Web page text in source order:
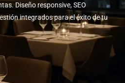
Diseño responsive, SEO
integrados para el éxito de tu